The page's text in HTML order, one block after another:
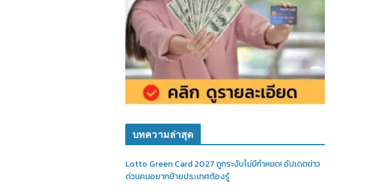
บทความล่าสุด
Lotto Green Card 2027 ถูกระงับไม่มีกำหนด! อัปเดตข่าว
ด่วนคนอยากย้ายประเทศต้องรู้